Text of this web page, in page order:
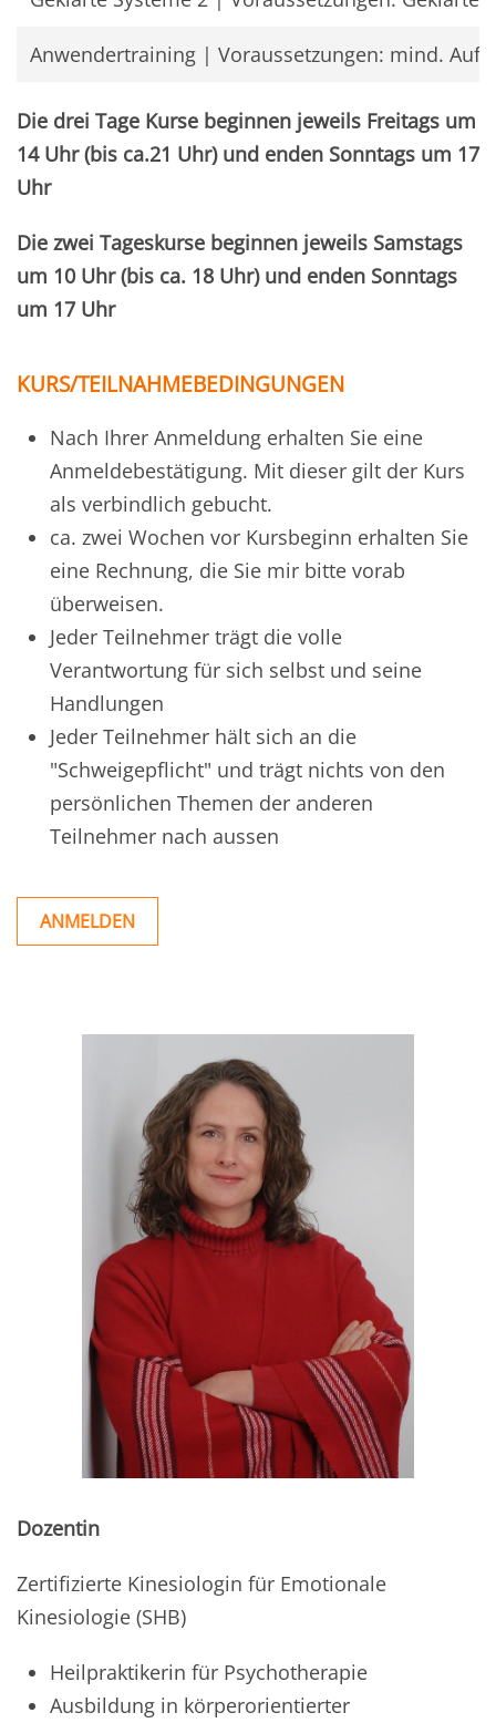
Anwendertraining | Voraussetzungen: mind.
Die drei Tage Kurse beginnen jeweils Freitags um
14 Uhr (bis ca.21 Uhr) und enden Sonntags um 17
Uhr
Die zwei Tageskurse beginnen jeweils Samstags
um 10 Uhr (bis ca. 18 Uhr) und enden Sonntags
um 17 Uhr
KURS/TEILNAHMEBEDINGUNGEN
Nach Ihrer Anmeldung erhalten Sie eine
Anmeldebestätigung. Mit dieser gilt der Kurs
als verbindlich gebucht.
ca. zwei Wochen vor Kursbeginn erhalten Sie
eine Rechnung, die Sie mir bitte vorab
überweisen.
Jeder Teilnehmer trägt die volle
Verantwortung für sich selbst und seine
Handlungen
Jeder Teilnehmer hält sich an die
"Schweigepflicht" und trägt nichts von den
persönlichen Themen der anderen
Teilnehmer nach aussen
ANMELDEN
Dozentin
Zertifizierte Kinesiologin für Emotionale
Kinesiologie (SHB)
Heilpraktikerin für Psychotherapie
Ausbildung in körperorientierter